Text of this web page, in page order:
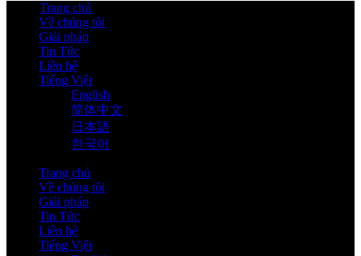
Trang chủ
Về chúng tôi
Giải pháp
Tin Tức
Liên hệ
Tiếng Việt
English
简体中文
日本語
한국어
Trang chủ
Về chúng tôi
Giải pháp
Tin Tức
Liên hệ
Tiếng Việt